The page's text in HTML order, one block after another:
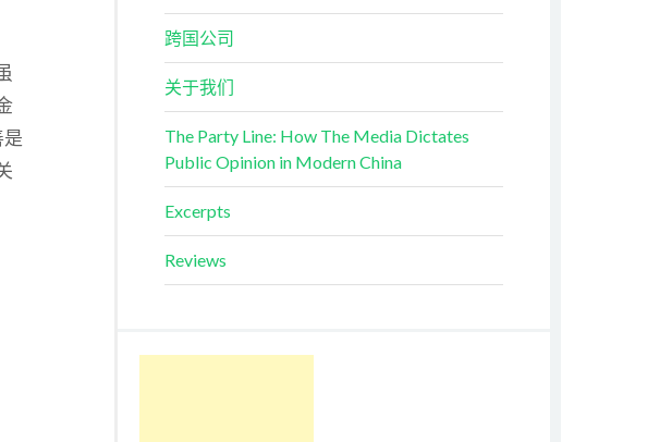
跨国公司
关于我们
The Party Line: How The Media Dictates
Public Opinion in Modern China
Excerpts
Reviews